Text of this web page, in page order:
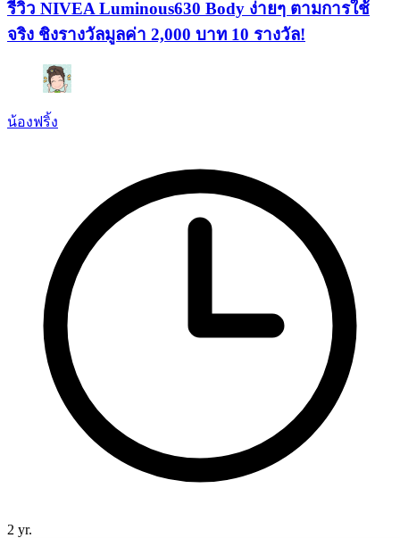
รีวิว NIVEA Luminous630 Body ง่ายๆ ตามการใช้
จริง ชิงรางวัลมูลค่า 2,000 บาท 10 รางวัล!
น้องฟริ้ง
2 yr.